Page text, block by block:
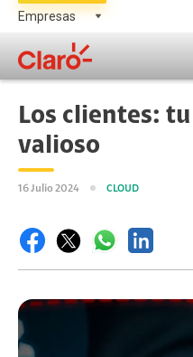
Los clientes:
valioso
16 Julio 2024 CLOUD